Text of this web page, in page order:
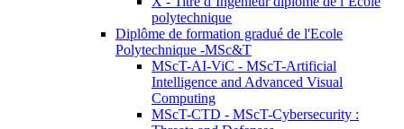
polytechnique
Diplôme de formation gradué de l'Ecole
Polytechnique -MSc&T
MScT-AI-ViC - MScT-Artificial
Intelligence and Advanced Visual
Computing
MScT-CTD - MScT-Cybersecurity :